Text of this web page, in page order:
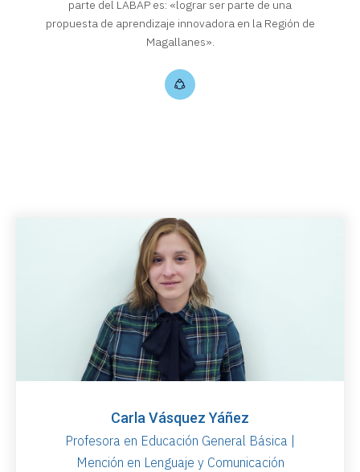
parte del LABAP es: «lograr ser parte de una
propuesta de aprendizaje innovadora en la Región de
Magallanes».
Carla Vásquez Yáñez
Profesora en Educación General Básica |
Mención en Lenguaje y Comunicación